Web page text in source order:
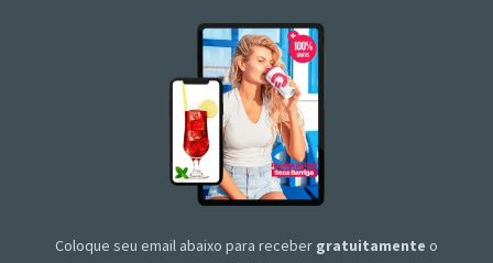
Coloque seu email abaixo para receber gratuitamente o